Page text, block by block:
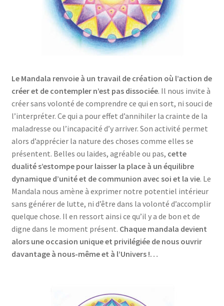
Le Mandala renvoie à un travail de création où l’action de
créer et de contempler n’est pas dissociée. Il nous invite à
créer sans volonté de comprendre ce qui en sort, ni souci de
l’interpréter. Ce qui a pour effet d’annihiler la crainte de la
maladresse ou l’incapacité d’y arriver. Son activité permet
alors d’apprécier la nature des choses comme elles se
présentent. Belles ou laides, agréable ou pas, cette
dualité s’estompe pour laisser la place à un équilibre
dynamique d’unité et de communion avec soi et la vie. Le
Mandala nous amène à exprimer notre potentiel intérieur
sans générer de lutte, ni d’être dans la volonté d’accomplir
quelque chose. Il en ressort ainsi ce qu’il y a de bon et de
digne dans le moment présent. Chaque mandala devient
alors une occasion unique et privilégiée de nous ouvrir
davantage à nous-même et à l’Univers !…